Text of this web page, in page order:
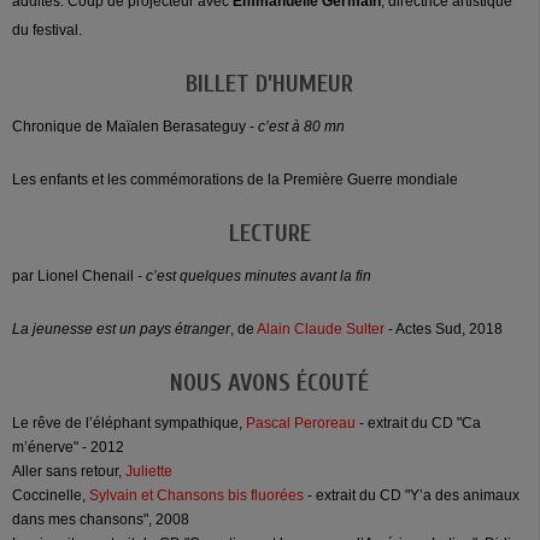
du festival.
BILLET D’HUMEUR
Chronique de Maïalen Berasateguy - c’est à 80 mn
Les enfants et les commémorations de la Première Guerre mondiale
LECTURE
par Lionel Chenail - c’est quelques minutes avant la fin
La jeunesse est un pays étranger, de Alain Claude Sulter - Actes Sud, 2018
NOUS AVONS ÉCOUTÉ
Le rêve de l’éléphant sympathique, Pascal Peroreau - extrait du CD "Ca
m’énerve" - 2012
Aller sans retour, Juliette
Coccinelle, Sylvain et Chansons bis fluorées - extrait du CD "Y’a des animaux
dans mes chansons", 2008